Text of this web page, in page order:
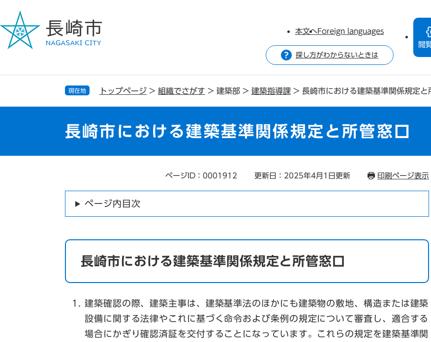
ジ
で
ュ
ば
閲
本文へForeign languages
探し方がわからないときは
現在地 トップページ > 組織でさがす > 建築部 > 建築指導課 > 長崎市における建築基準関係規定と
長崎市における建築基準関係規定と所管窓口
ページID：0001912 更新日：2025年4月1日更新 印刷ページ表示
ページ内目次
長崎市における建築基準関係規定と所管窓口
建築確認の際、建築主事は、建築基準法のほかにも建築物の敷地、構造または建築
設備に関する法律やこれに基づく命令および条例の規定について審査し、適合する
場合にかぎり確認済証を交付することになっています。これらの規定を建築基準関